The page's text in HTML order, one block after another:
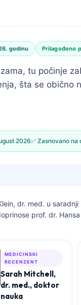
godinu Prilagođeno
tu počinje
šta se obično
2026✅ Zasnovano na
dr. med. u saradnji
prof. dr.
MEDICINSKI
RECENZENT
Sarah Mitchell,
dr. med., doktor
nauka